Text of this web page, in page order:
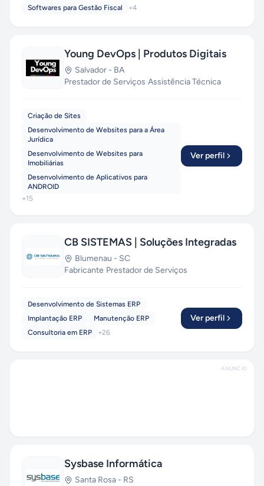
Softwares para Gestão Fiscal +4
Young DevOps | Produtos Digitais
Salvador - BA
Prestador de Serviços·Assistência Técnica
Criação de Sites
Desenvolvimento de Websites para a Área
Jurídica
Desenvolvimento de Websites para
Imobiliárias
Desenvolvimento de Aplicativos para
ANDROID
+15
Ver perfil
CB SISTEMAS | Soluções Integradas
Blumenau - SC
Fabricante·Prestador de Serviços
Desenvolvimento de Sistemas ERP
Implantação ERP
Manutenção ERP
Consultoria em ERP
+26
Ver perfil
ANÚNCIO
Sysbase Informática
Santa Rosa - RS